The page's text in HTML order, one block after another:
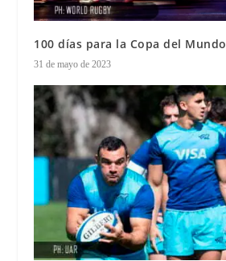
100 días para la Copa del Mundo
31 de mayo de 2023